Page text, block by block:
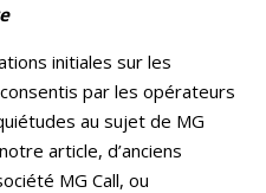
initiales sur les
par les opérateurs
au sujet de MG
article, d’anciens
MG Call, ou